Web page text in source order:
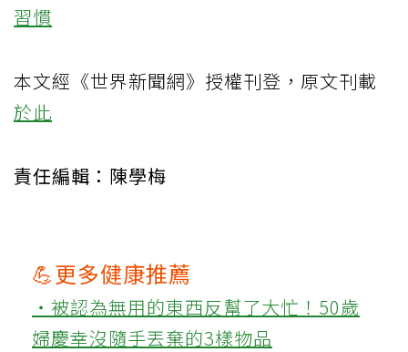
習慣
本文經《世界新聞網》授權刊登，原文刊載
於此
責任編輯：陳學梅
💪更多健康推薦
‧被認為無用的東西反幫了大忙！50歲
婦慶幸沒隨手丟棄的3樣物品